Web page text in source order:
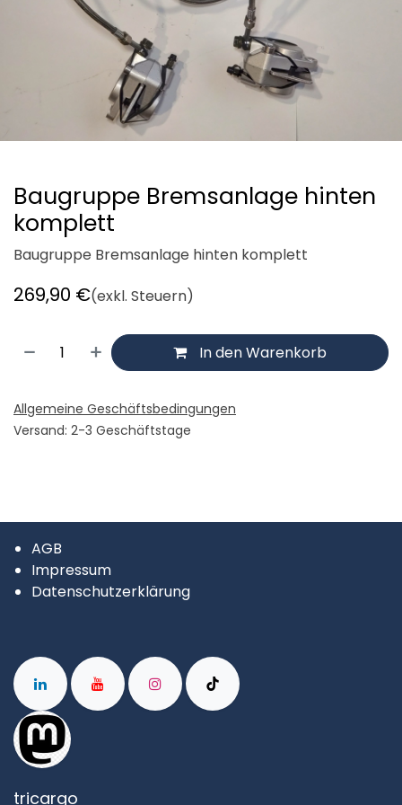
Baugruppe Bremsanlage hinten
komplett
Baugruppe Bremsanlage hinten komplett
269,90 €(exkl. Steuern)
In den Warenkorb
Allgemeine Geschäftsbedingungen
Versand: 2-3 Geschäftstage
AGB
Impressum
Datenschutzerklärung
tricargo